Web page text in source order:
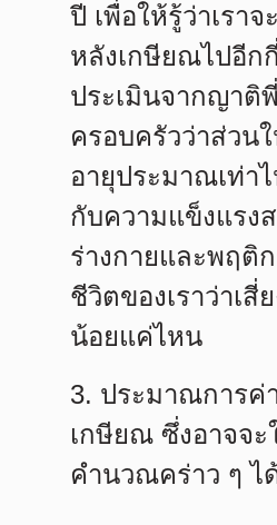
ปี เพื่อให้รู้ว่าเราจ
หลังเกษียณไปอีก
ประเมินจากญาติ
ครอบครัวว่าส่วน
อายุประมาณเท่า
กับความแข็งแรง
ร่างกายและพฤติ
ชีวิตของเราว่าเสี่
น้อยแค่ไหน
3. ประมาณการค่
เกษียณ ซึ่งอาจจ
คำนวณคร่าว ๆ ไ